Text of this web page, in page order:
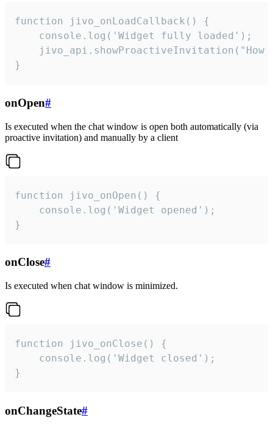
function jivo_onLoadCallback() {
    console.log('Widget fully loaded');
jivo_api.showProactiveInvitation("How
}
onOpen#
Is executed when the chat window is open both automatically (via
proactive invitation) and manually by a client
function jivo_onOpen() {
    console.log('Widget opened');
}
onClose#
Is executed when chat window is minimized.
function jivo_onClose() {
    console.log('Widget closed');
}
onChangeState#